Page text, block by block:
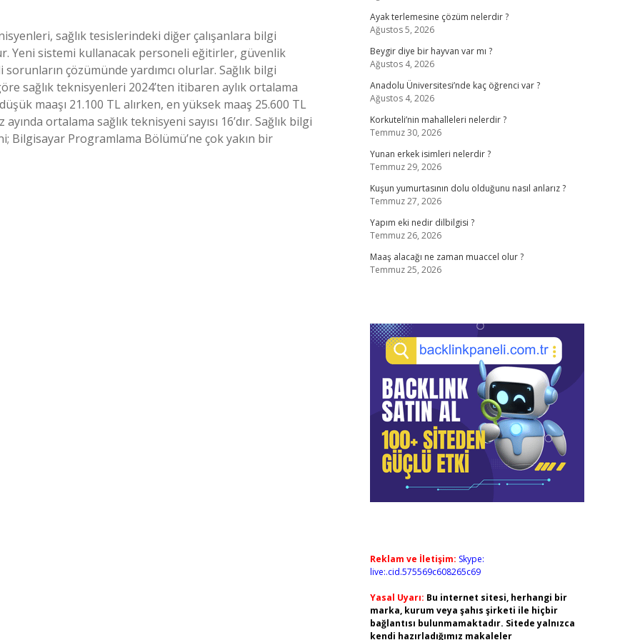
sağlık tesislerindeki diğer çalışanlara bilgi
Yeni sistemi kullanacak personeli eğitirler, güvenlik
çözümünde yardımcı olurlar. Sağlık bilgi
sağlık teknisyenleri 2024’ten itibaren aylık ortalama
maaşı 21.100 TL alırken, en yüksek maaş 25.600 TL
ortalama sağlık teknisyeni sayısı 16’dır. Sağlık bilgi
Bilgisayar Programlama Bölümü’ne çok yakın bir
Ayak terlemesine çözüm nelerdir ?
Ağustos 5, 2026
Beygir diye bir hayvan var mı ?
Ağustos 4, 2026
Anadolu Üniversitesi’nde kaç öğrenci var ?
Ağustos 4, 2026
Korkuteli’nin mahalleleri nelerdir ?
Temmuz 30, 2026
Yunan erkek isimleri nelerdir ?
Temmuz 29, 2026
Kuşun yumurtasının dolu olduğunu nasıl anlarız ?
Temmuz 27, 2026
Yapım eki nedir dilbilgisi ?
Temmuz 26, 2026
Maaş alacağı ne zaman muaccel olur ?
Temmuz 25, 2026
Reklam ve İletişim: Skype:
live:.cid.575569c608265c69
Yasal Uyarı: Bu internet sitesi, herhangi bir
marka, kurum veya şahıs şirketi ile hiçbir
bağlantısı bulunmamaktadır. Sitede yalnızca
kendi hazırladığımız makaleler